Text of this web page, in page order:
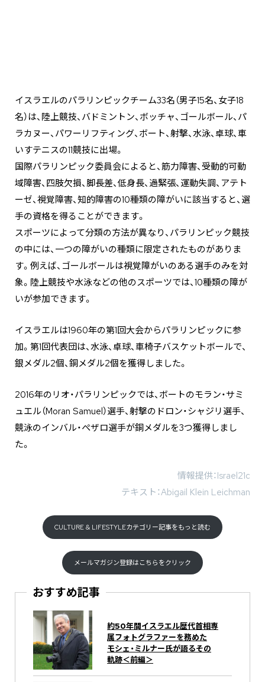
イスラエルのパラリンピックチーム33名（男子15名、女子18
名）は、陸上競技、バドミントン、ボッチャ、ゴールボール、パ
ラカヌー、パワーリフティング、ボート、射撃、水泳、卓球、車
いすテニスの11競技に出場。
国際パラリンピック委員会によると、筋力障害、受動的可動
域障害、四肢欠損、脚長差、低身長、過緊張、運動失調、アテト
ーゼ、視覚障害、知的障害の10種類の障がいに該当すると、選
手の資格を得ることができます。
スポーツによって分類の方法が異なり、パラリンピック競技
の中には、一つの障がいの種類に限定されたものがありま
す。例えば、ゴールボールは視覚障がいのある選手のみを対
象。陸上競技や水泳などの他のスポーツでは、10種類の障が
いが参加できます。
イスラエルは1960年の第1回大会からパラリンピックに参
加。第1回代表団は、水泳、卓球、車椅子バスケットボールで、
銀メダル2個、銅メダル2個を獲得しました。
2016年のリオ・パラリンピックでは、ボートのモラン・サミ
ュエル（Moran Samuel）選手、射撃のドロン・シャジリ選手、
競泳のインバル・ぺザロ選手が銅メダルを3つ獲得しまし
た。
情報提供：Israel21c
テキスト：Abigail Klein Leichman
CULTURE & LIFESTYLEカテゴリー記事をもっと読む
メールマガジン登録はこちらをクリック
おすすめ記事
約50年間イスラエル歴代首相専
属フォトグラファーを務めた
モシェ・ミルナー氏が語るその
軌跡＜前編＞